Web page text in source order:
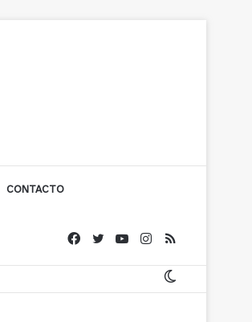
CONTACTO